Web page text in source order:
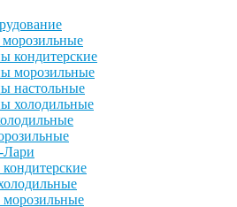
кондитерские
морозильные
настольные
холодильные
Лари